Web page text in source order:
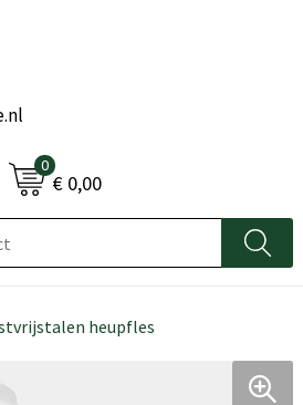
0
€ 0,00
heupfles